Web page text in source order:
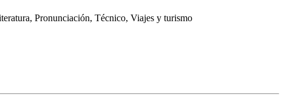
Pronunciación, Técnico, Viajes y turismo